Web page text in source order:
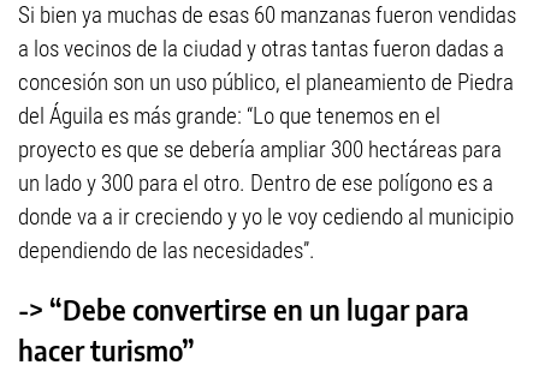
Si bien ya muchas de esas 60 manzanas fueron vendidas
a los vecinos de la ciudad y otras tantas fueron dadas a
concesión son un uso público, el planeamiento de Piedra
del Águila es más grande: “Lo que tenemos en el
proyecto es que se debería ampliar 300 hectáreas para
un lado y 300 para el otro. Dentro de ese polígono es a
donde va a ir creciendo y yo le voy cediendo al municipio
dependiendo de las necesidades”.
-> “Debe convertirse en un lugar para
hacer turismo”